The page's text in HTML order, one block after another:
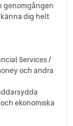
genomgången
dig helt
Services /
och andra
ekonomiska